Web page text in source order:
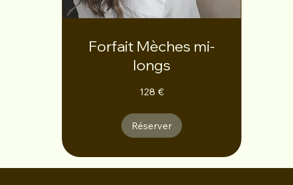
Forfait Mèches mi-
longs
128 €
Réserver